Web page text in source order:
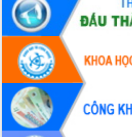
Hội thảo khoa học “Giải pháp thúc đẩy
phát triển nền kinh tế xanh tại tỉnh
Đắk Lắk”
Tăng cường giám sát, đôn đốc thực
hiện nhiệm vụ quản lý tài sản công
hàng tuần
Tháo gỡ những vướng mắc, đẩy mạnh
công tác cải cách thủ tục hành chính
tại Trung tâm Phục vụ hành chính
công tỉnh
Đắk Lắk: Tôn vinh 46 giải pháp tại Hội
thi Sáng tạo Kỹ thuật 2024 - 2025